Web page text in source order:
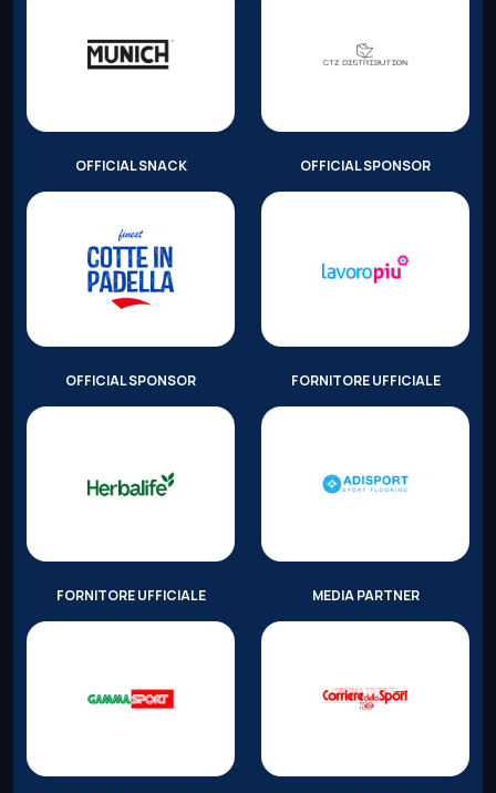
OFFICIAL SNACK OFFICIAL SPONSOR
OFFICIAL SPONSOR FORNITORE UFFICIALE
FORNITORE UFFICIALE MEDIA PARTNER